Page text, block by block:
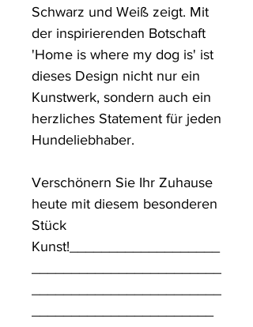
Schwarz und Weiß zeigt. Mit
der inspirierenden Botschaft
'Home is where my dog is' ist
dieses Design nicht nur ein
Kunstwerk, sondern auch ein
herzliches Statement für jeden
Hundeliebhaber.
Verschönern Sie Ihr Zuhause
heute mit diesem besonderen
Stück
Kunst!___________________